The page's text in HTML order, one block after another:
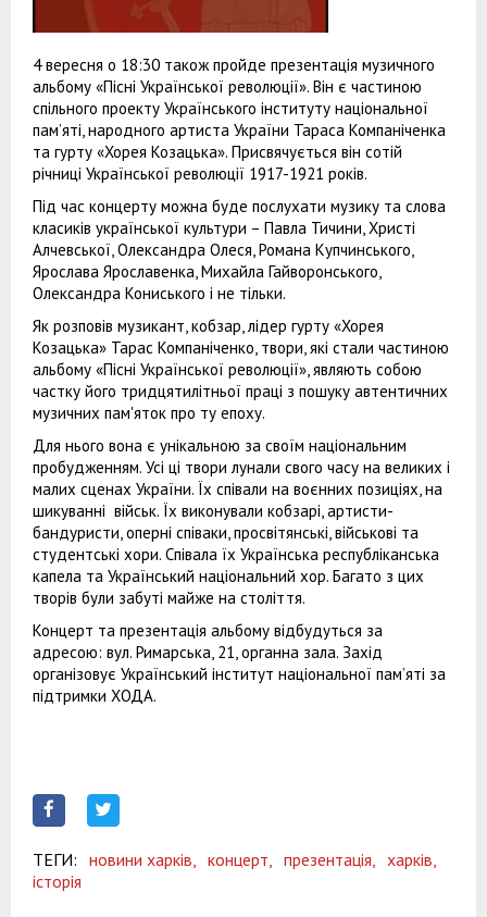
4 вересня о 18:30 також пройде презентація музичного
альбому «Пісні Української революції». Він є частиною
спільного проекту Українського інституту національної
пам’яті, народного артиста України Тараса Компаніченка
та гурту «Хорея Козацька». Присвячується він сотій
річниці Української революції 1917-1921 років.
Під час концерту можна буде послухати музику та слова
класиків української культури – Павла Тичини, Христі
Алчевської, Олександра Олеся, Романа Купчинського,
Ярослава Ярославенка, Михайла Гайворонського,
Олександра Кониського і не тільки.
Як розповів музикант, кобзар, лідер гурту «Хорея
Козацька» Тарас Компаніченко, твори, які стали частиною
альбому «Пісні Української революції», являють собою
частку його тридцятилітньої праці з пошуку автентичних
музичних пам'яток про ту епоху.
Для нього вона є унікальною за своїм національним
пробудженням. Усі ці твори лунали свого часу на великих і
малих сценах України. Їх співали на воєнних позиціях, на
шикуванні військ. Їх виконували кобзарі, артисти-
бандуристи, оперні співаки, просвітянські, військові та
студентські хори. Співала їх Українська республіканська
капела та Український національний хор. Багато з цих
творів були забуті майже на століття.
Концерт та презентація альбому відбудуться за
адресою: вул. Римарська, 21, органна зала. Захід
організовує Український інститут національної пам’яті за
підтримки ХОДА.
ТЕГИ: новини харків, концерт, презентація, харків,
історія